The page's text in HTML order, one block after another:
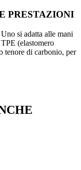
PRESTAZIONI
si adatta alle mani
(elastomero
tenore di carbonio, per